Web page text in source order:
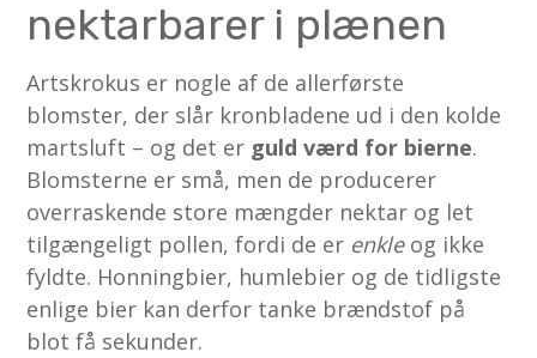
nektarbarer i plænen
Artskrokus er nogle af de allerførste
blomster, der slår kronbladene ud i den kolde
marts­luft – og det er guld værd for bierne.
Blomsterne er små, men de producerer
overraskende store mængder nektar og let
tilgængeligt pollen, fordi de er enkleog ikke
fyldte. Honningbier, humlebier og de tidligste
enlige bier kan derfor tanke brændstof på
blot få sekunder.